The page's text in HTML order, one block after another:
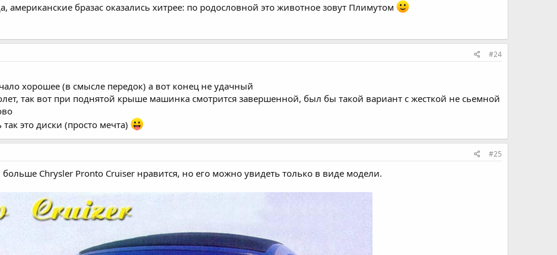
американские бразас оказались хитрее: по родословной это животное зовут Плимутом
#24
хорошее (в смысле передок) а вот конец не удачный
так вот при поднятой крыше машинка смотрится завершенной, был бы такой вариант с жесткой не сьемной
это диски (просто мечта)
#25
Chrysler Pronto Cruiser нравится, но его можно увидеть только в виде модели.